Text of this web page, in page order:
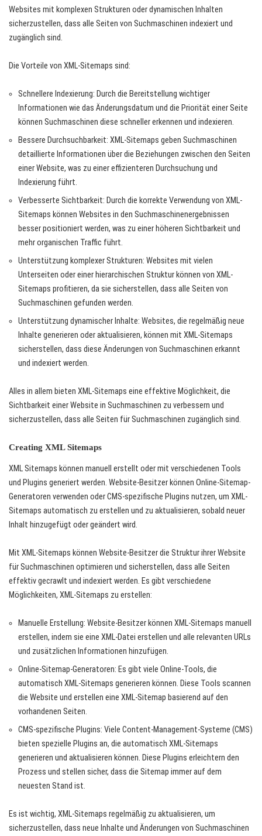
Websites mit komplexen Strukturen oder dynamischen Inhalten
sicherzustellen, dass alle Seiten von Suchmaschinen indexiert und
zugänglich sind.
Die Vorteile von XML-Sitemaps sind:
Schnellere Indexierung: Durch die Bereitstellung wichtiger
Informationen wie das Änderungsdatum und die Priorität einer Seite
können Suchmaschinen diese schneller erkennen und indexieren.
Bessere Durchsuchbarkeit: XML-Sitemaps geben Suchmaschinen
detaillierte Informationen über die Beziehungen zwischen den Seiten
einer Website, was zu einer effizienteren Durchsuchung und
Indexierung führt.
Verbesserte Sichtbarkeit: Durch die korrekte Verwendung von XML-
Sitemaps können Websites in den Suchmaschinenergebnissen
besser positioniert werden, was zu einer höheren Sichtbarkeit und
mehr organischen Traffic führt.
Unterstützung komplexer Strukturen: Websites mit vielen
Unterseiten oder einer hierarchischen Struktur können von XML-
Sitemaps profitieren, da sie sicherstellen, dass alle Seiten von
Suchmaschinen gefunden werden.
Unterstützung dynamischer Inhalte: Websites, die regelmäßig neue
Inhalte generieren oder aktualisieren, können mit XML-Sitemaps
sicherstellen, dass diese Änderungen von Suchmaschinen erkannt
und indexiert werden.
Alles in allem bieten XML-Sitemaps eine effektive Möglichkeit, die
Sichtbarkeit einer Website in Suchmaschinen zu verbessern und
sicherzustellen, dass alle Seiten für Suchmaschinen zugänglich sind.
Creating XML Sitemaps
XML Sitemaps können manuell erstellt oder mit verschiedenen Tools
und Plugins generiert werden. Website-Besitzer können Online-Sitemap-
Generatoren verwenden oder CMS-spezifische Plugins nutzen, um XML-
Sitemaps automatisch zu erstellen und zu aktualisieren, sobald neuer
Inhalt hinzugefügt oder geändert wird.
Mit XML-Sitemaps können Website-Besitzer die Struktur ihrer Website
für Suchmaschinen optimieren und sicherstellen, dass alle Seiten
effektiv gecrawlt und indexiert werden. Es gibt verschiedene
Möglichkeiten, XML-Sitemaps zu erstellen:
Manuelle Erstellung: Website-Besitzer können XML-Sitemaps manuell
erstellen, indem sie eine XML-Datei erstellen und alle relevanten URLs
und zusätzlichen Informationen hinzufügen.
Online-Sitemap-Generatoren: Es gibt viele Online-Tools, die
automatisch XML-Sitemaps generieren können. Diese Tools scannen
die Website und erstellen eine XML-Sitemap basierend auf den
vorhandenen Seiten.
CMS-spezifische Plugins: Viele Content-Management-Systeme (CMS)
bieten spezielle Plugins an, die automatisch XML-Sitemaps
generieren und aktualisieren können. Diese Plugins erleichtern den
Prozess und stellen sicher, dass die Sitemap immer auf dem
neuesten Stand ist.
Es ist wichtig, XML-Sitemaps regelmäßig zu aktualisieren, um
sicherzustellen, dass neue Inhalte und Änderungen von Suchmaschinen